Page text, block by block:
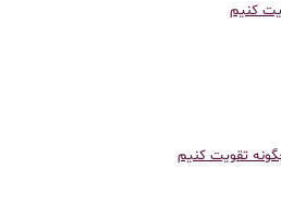
کنیم
تقویت کنیم